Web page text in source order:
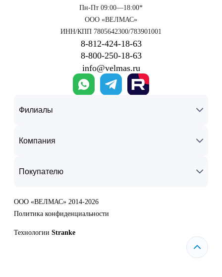
Пн-Пт 09:00—18:00*
ООО «ВЕЛМАС»
ИНН/КПП 7805642300/783901001
8‑812‑424‑18‑63
8‑800‑250‑18‑63
info@velmas.ru
Филиалы
Компания
Покупателю
ООО «ВЕЛМАС» 2014-2026
Политика конфиденциальности
Технологии Stranke